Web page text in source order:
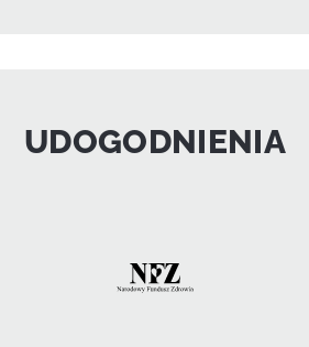
UDOGODNIENIA